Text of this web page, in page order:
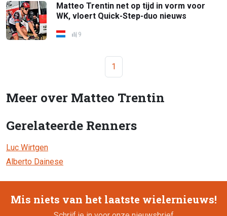
Matteo Trentin net op tijd in vorm voor
WK, vloert Quick-Step-duo nieuws
9
1
Meer over Matteo Trentin
Gerelateerde Renners
Luc Wirtgen
Alberto Dainese
Mis niets van het laatste wielernieuws!